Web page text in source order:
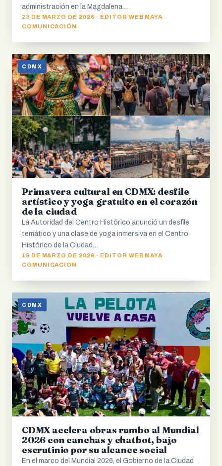
administración en la Magdalena…
23 DE MARZO DE 2026 · EDITOR WEB MAYA
COMUNICACIÓN
CDMX
Primavera cultural en CDMX: desfile
artístico y yoga gratuito en el corazón
de la ciudad
La Autoridad del Centro Histórico anunció un desfile
temático y una clase de yoga inmersiva en el Centro
Histórico de la Ciudad…
19 DE MARZO DE 2026 · EDITOR WEB MAYA
COMUNICACIÓN
CDMX
CDMX acelera obras rumbo al Mundial
2026 con canchas y chatbot, bajo
escrutinio por su alcance social
En el marco del Mundial 2026, el Gobierno de la Ciudad